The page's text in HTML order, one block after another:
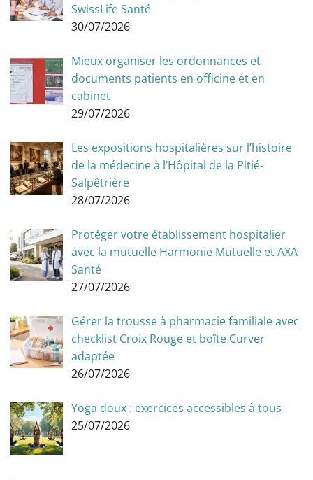
SwissLife Santé
30/07/2026
Mieux organiser les ordonnances et
documents patients en officine et en
cabinet
29/07/2026
Les expositions hospitalières sur l’histoire
de la médecine à l’Hôpital de la Pitié-
Salpêtrière
28/07/2026
Protéger votre établissement hospitalier
avec la mutuelle Harmonie Mutuelle et AXA
Santé
27/07/2026
Gérer la trousse à pharmacie familiale avec
checklist Croix Rouge et boîte Curver
adaptée
26/07/2026
Yoga doux : exercices accessibles à tous
25/07/2026